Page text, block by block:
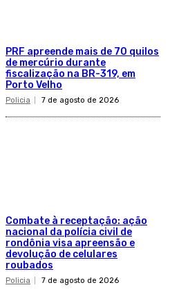
PRF apreende mais de 70 quilos
de mercúrio durante
fiscalização na BR-319, em
Porto Velho
Policia 7 de agosto de 2026
Combate à receptação: ação
nacional da polícia civil de
rondônia visa apreensão e
devolução de celulares
roubados
Policia 7 de agosto de 2026